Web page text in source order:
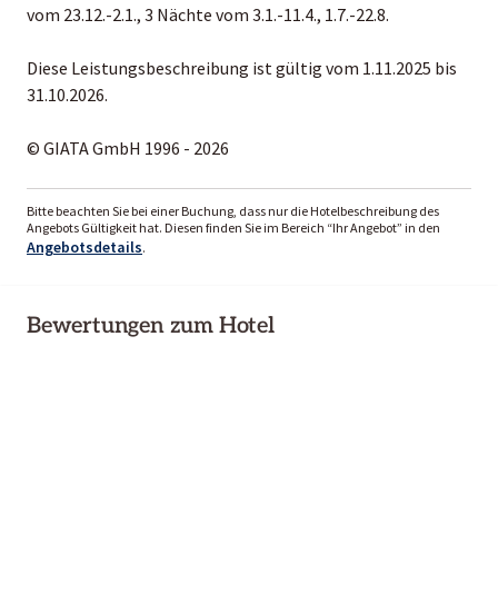
vom 23.12.-2.1., 3 Nächte vom 3.1.-11.4., 1.7.-22.8.
Diese Leistungsbeschreibung ist gültig vom 1.11.2025 bis
31.10.2026.
© GIATA GmbH 1996 - 2026
Bitte beachten Sie bei einer Buchung, dass nur die Hotelbeschreibung des
Angebots Gültigkeit hat. Diesen finden Sie im Bereich “Ihr Angebot” in den
Angebotsdetails.
Bewertungen zum Hotel